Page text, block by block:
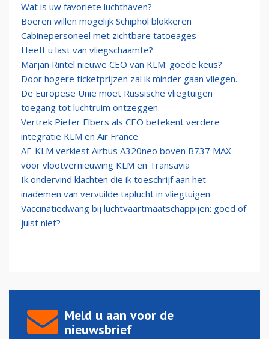
Wat is uw favoriete luchthaven?
Boeren willen mogelijk Schiphol blokkeren
Cabinepersoneel met zichtbare tatoeages
Heeft u last van vliegschaamte?
Marjan Rintel nieuwe CEO van KLM: goede keus?
Door hogere ticketprijzen zal ik minder gaan vliegen.
De Europese Unie moet Russische vliegtuigen
toegang tot luchtruim ontzeggen.
Vertrek Pieter Elbers als CEO betekent verdere
integratie KLM en Air France
AF-KLM verkiest Airbus A320neo boven B737 MAX
voor vlootvernieuwing KLM en Transavia
Ik ondervind klachten die ik toeschrijf aan het
inademen van vervuilde taplucht in vliegtuigen
Vaccinatiedwang bij luchtvaartmaatschappijen: goed of
juist niet?
Meld u aan voor de
nieuwsbrief